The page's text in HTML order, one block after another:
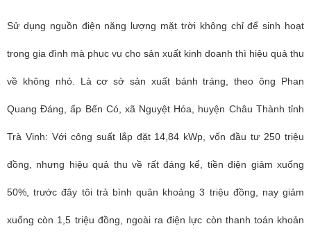
Sử dụng nguồn điện năng lượng mặt trời không chỉ để sinh hoạt
trong gia đình mà phục vụ cho sản xuất kinh doanh thì hiệu quả thu
về không nhỏ. Là cơ sở sản xuất bánh tráng, theo ông Phan
Quang Đáng, ấp Bến Có, xã Nguyệt Hóa, huyện Châu Thành tỉnh
Trà Vinh: Với công suất lắp đặt 14,84 kWp, vốn đầu tư 250 triệu
đồng, nhưng hiệu quả thu về rất đáng kể, tiền điện giảm xuống
50%, trước đây tôi trả bình quân khoảng 3 triệu đồng, nay giảm
xuống còn 1,5 triệu đồng, ngoài ra điện lực còn thanh toán khoản